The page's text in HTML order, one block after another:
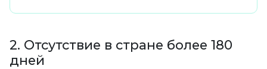
2. Отсутствие в стране более 180
дней